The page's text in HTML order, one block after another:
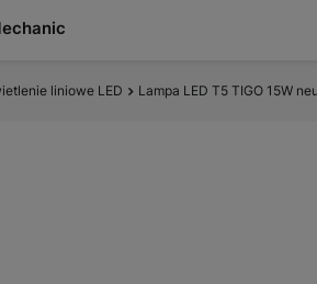
liniowe LED Lampa LED T5 TIGO 15W